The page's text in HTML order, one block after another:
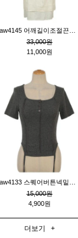
33,000원
11,000원
15,000원
4,900원
더보기 +